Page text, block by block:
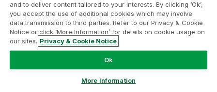
Uffici in tutto il mondo/Contatti
Termini del prodotto
Partecipa al programma Analytics
Modernization
Modernizza senza compromettere le tue preziose app
QlikView con il programma Analytics Modernization.
clic qui
ampquestions@qlik.com
and to deliver content tailored to your interests. By clicking ‘Ok’,
you accept the use of additional cookies which may involve
data transmission to third parties. Refer to our Privacy & Cookie
Notice or click ‘More Information’ for details on cookie usage on
our sites. Privacy & Cookie Notice
Ok
More Information